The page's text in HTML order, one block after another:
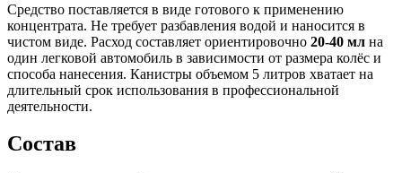
Средство поставляется в виде готового к применению
концентрата. Не требует разбавления водой и наносится в
чистом виде. Расход составляет ориентировочно 20-40 мл на
один легковой автомобиль в зависимости от размера колёс и
способа нанесения. Канистры объемом 5 литров хватает на
длительный срок использования в профессиональной
деятельности.
Состав